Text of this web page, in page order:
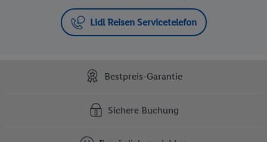
Lidl Reisen Servicetelefon
Bestpreis-Garantie
Sichere Buchung